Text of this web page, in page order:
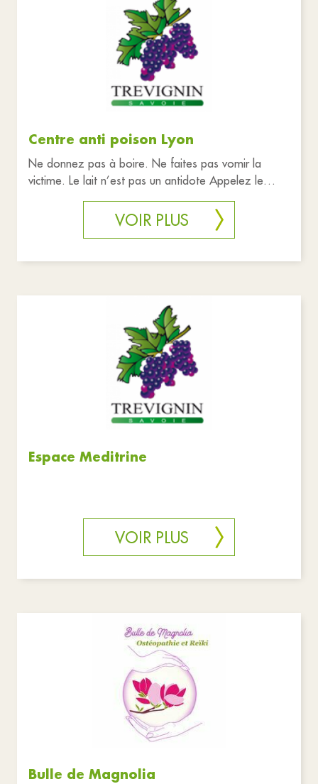
Centre anti poison Lyon
Ne donnez pas à boire. Ne faites pas vomir la
victime. Le lait n’est pas un antidote Appelez le
centre antipois
VOIR PLUS
Espace Meditrine
VOIR PLUS
Bulle de Magnolia